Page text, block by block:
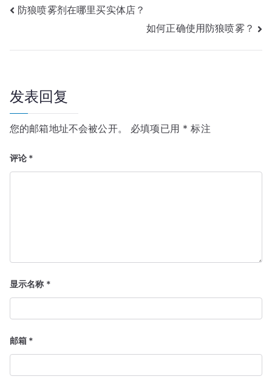
处
文
航
防狼喷雾剂在哪里买实体店？
如何正确使用防狼喷雾？
发表回复
您的邮箱地址不会被公开。 必填项已用 * 标注
评论 *
显示名称 *
邮箱 *